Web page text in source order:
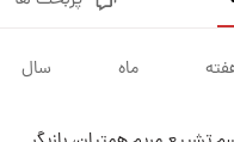
قدرت‌نمایی نظامی چین؛ بمب‌افکن
حامل موشک هسته‌ای در آسمان
۲۲ ساعت پیش ماه سال